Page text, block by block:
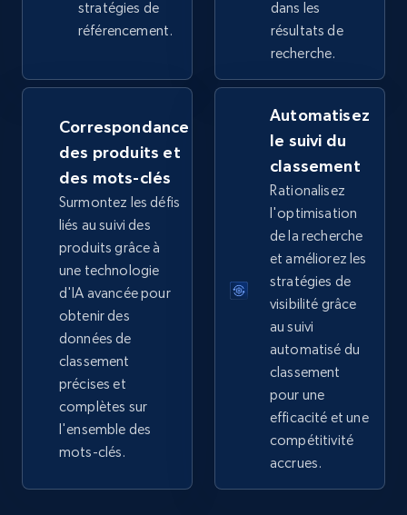
Rating, Reviews count, Images, Variations, and
Commencer
Google Shopping - collects products from
web using keywords
URL, Product id, Title, Product description,
Rating, Reviews count, Images, Variations, and
more.
Commencer
stratégies de
référencement.
dans les
résultats de
recherche.
Correspondance
des produits et
des mots-clés
Surmontez les défis
liés au suivi des
produits grâce à
une technologie
d'IA avancée pour
obtenir des
données de
classement
précises et
complètes sur
l'ensemble des
mots-clés.
Automatisez
le suivi du
classement
Rationalisez
l'optimisation
de la recherche
et améliorez les
stratégies de
visibilité grâce
au suivi
automatisé du
classement
pour une
efficacité et une
compétitivité
accrues.